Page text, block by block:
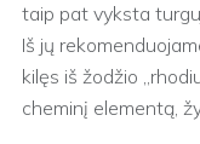
taip pat vyksta
Iš jų
kilęs iš žodžio
cheminį elementą,